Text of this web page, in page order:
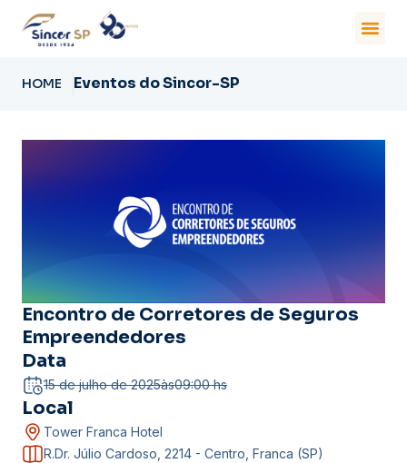
HOME Eventos do Sincor-SP
Encontro de Corretores de Seguros
Empreendedores
Data
15 de julho de 2025às09:00 hs
Local
Tower Franca Hotel
R.Dr. Júlio Cardoso, 2214 - Centro, Franca (SP)